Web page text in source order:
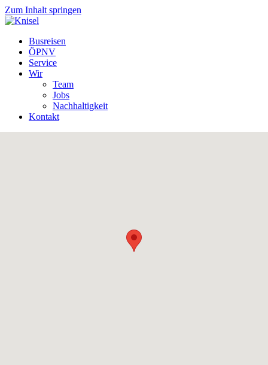
Zum Inhalt springen
Busreisen
ÖPNV
Service
Wir
Team
Jobs
Nachhaltigkeit
Kontakt